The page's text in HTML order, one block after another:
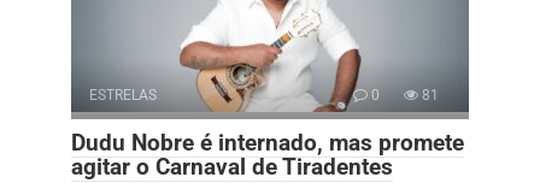
ESTRELAS 0 81
Dudu Nobre é internado, mas promete
agitar o Carnaval de Tiradentes